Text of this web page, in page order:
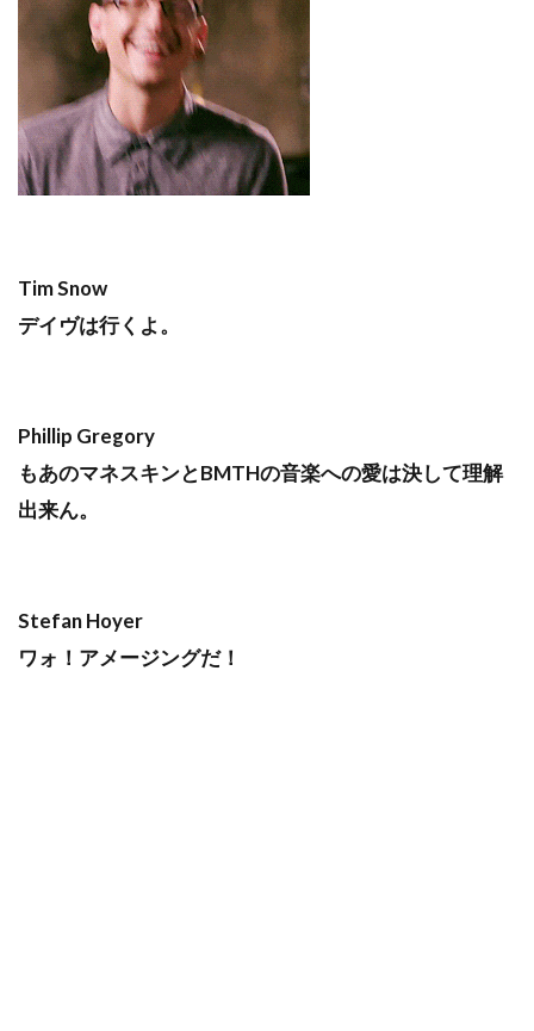
Tim Snow
デイヴは行くよ。
Phillip Gregory
もあのマネスキンとBMTHの音楽への愛は決して理解
出来ん。
Stefan Hoyer
ワォ！アメージングだ！